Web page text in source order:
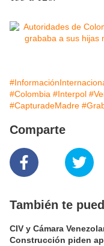
#Colombia #Interpol
#CapturadeMadre
Comparte
También te
CIV y Cámara
Construcción piden